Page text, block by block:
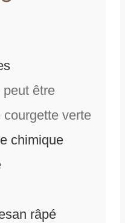
peut être
verte
chimique
râpé